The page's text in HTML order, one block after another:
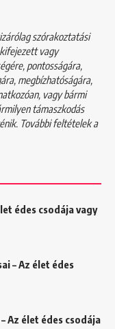
szórakoztatási
vagy
pontosságára,
megbízhatóságára,
vagy bármi
támaszkodás
További feltételek a
édes csodája vagy
– Az élet édes
Az élet édes csodája